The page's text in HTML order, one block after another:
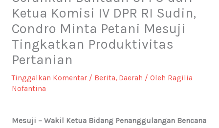
Ketua Komisi IV DPR RI Sudin,
Condro Minta Petani Mesuji
Tingkatkan Produktivitas
Pertanian
Tinggalkan Komentar / Berita, Daerah / Oleh Ragilia
Nofantina
Mesuji – Wakil Ketua Bidang Penanggulangan Bencana